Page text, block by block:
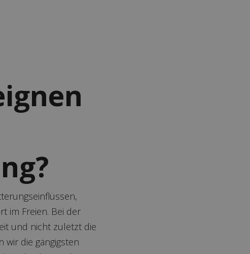
im Freien. Bei der
und nicht zuletzt die
die gängigsten